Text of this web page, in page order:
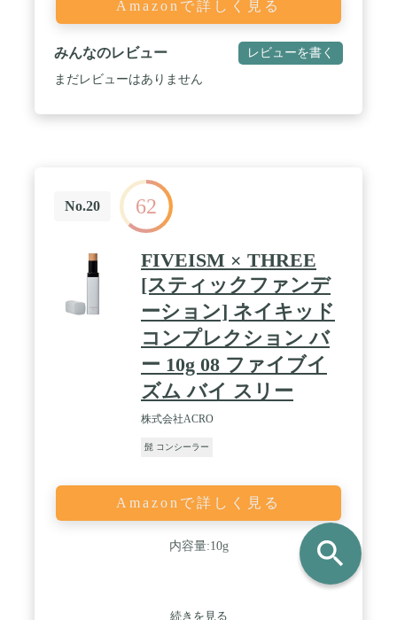
Amazonで詳しく見る
みんなのレビュー レビューを書く
まだレビューはありません
No.20 62
FIVEISM × THREE
[スティックファンデ
ーション] ネイキッド
コンプレクション バ
ー 10g 08 ファイブイ
ズム バイ スリー
株式会社ACRO
髭 コンシーラー
Amazonで詳しく見る
内容量:10g
続きを見る
search